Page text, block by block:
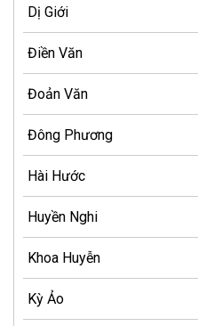
Dị Giới
Điền Văn
Đoản Văn
Đông Phương
Hài Hước
Huyền Nghi
Khoa Huyễn
Kỳ Ảo